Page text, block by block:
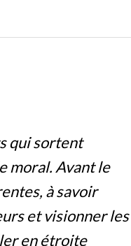
qui sortent
moral. Avant le
à savoir
et visionner les
en étroite